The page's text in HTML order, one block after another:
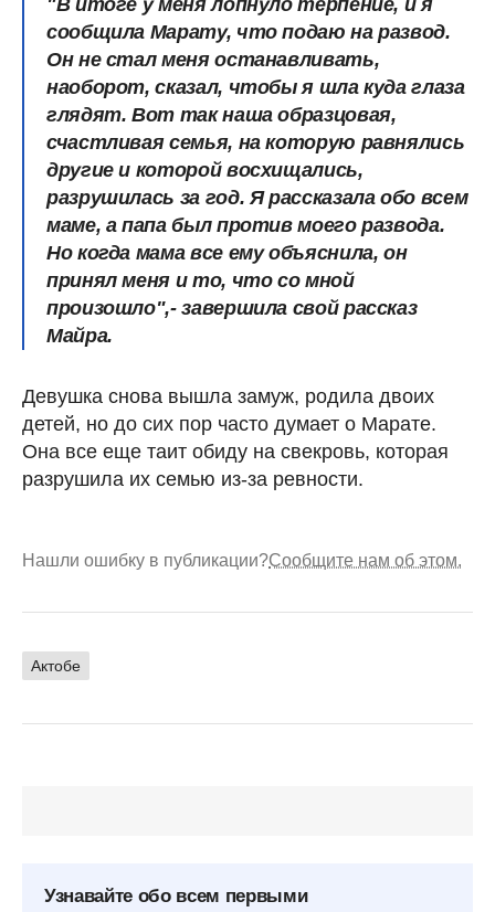
"В итоге у меня лопнуло терпение, и я
сообщила Марату, что подаю на развод.
Он не стал меня останавливать,
наоборот, сказал, чтобы я шла куда глаза
глядят. Вот так наша образцовая,
счастливая семья, на которую равнялись
другие и которой восхищались,
разрушилась за год. Я рассказала обо всем
маме, а папа был против моего развода.
Но когда мама все ему объяснила, он
принял меня и то, что со мной
произошло",- завершила свой рассказ
Майра.
Девушка снова вышла замуж, родила двоих
детей, но до сих пор часто думает о Марате.
Она все еще таит обиду на свекровь, которая
разрушила их семью из-за ревности.
Нашли ошибку в публикации?Сообщите нам об этом.
Актобе
Узнавайте обо всем первыми